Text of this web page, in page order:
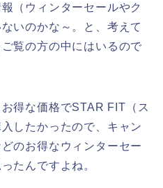
（ウィンターセールやク
いのかな～。と、考えて
覧の方の中にはいるので
得な価格でSTAR FIT（ス
したかったので、キャン
のお得なウィンターセー
たんですよね。